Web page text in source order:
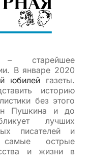
– старейшее
В январе 2020
юбилей газеты.
историю
без этого
Пушкина и до
лучших
писателей и
самые острые
и жизни в